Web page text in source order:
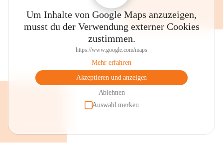
Um Inhalte von Google Maps anzuzeigen,
musst du der Verwendung externer Cookies
zustimmen.
https://www.google.com/maps
Mehr erfahren
Akzeptieren und anzeigen
Ablehnen
Auswahl merken